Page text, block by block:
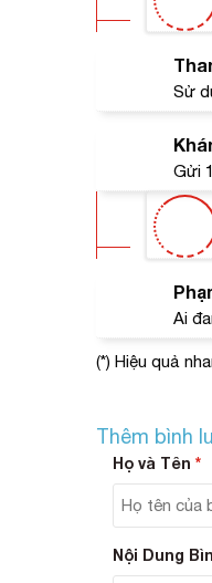
Sử
Gửi
Ai
(*) Hiệu quả
Thêm bình
Họ và Tên *
Nội Dung